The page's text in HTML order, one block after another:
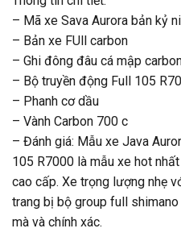
– Mã xe Sava Aurora bản kỷ
– Bản xe FUll carbon
– Ghi đông đâu cá mập
– Bộ truyền động Full 105
– Phanh cơ dầu
– Vành Carbon 700 c
– Đánh giá: Mẫu xe Java
105 R7000 là mẫu xe hot
cao cấp. Xe trọng lượng nhẹ
trang bị bộ group full
mà và chính xác.